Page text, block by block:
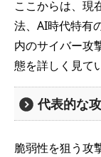
ここからは、現
法、AI時代特有
内のサイバー攻
態を詳しく見て
代表的な
脆弱性を狙う攻